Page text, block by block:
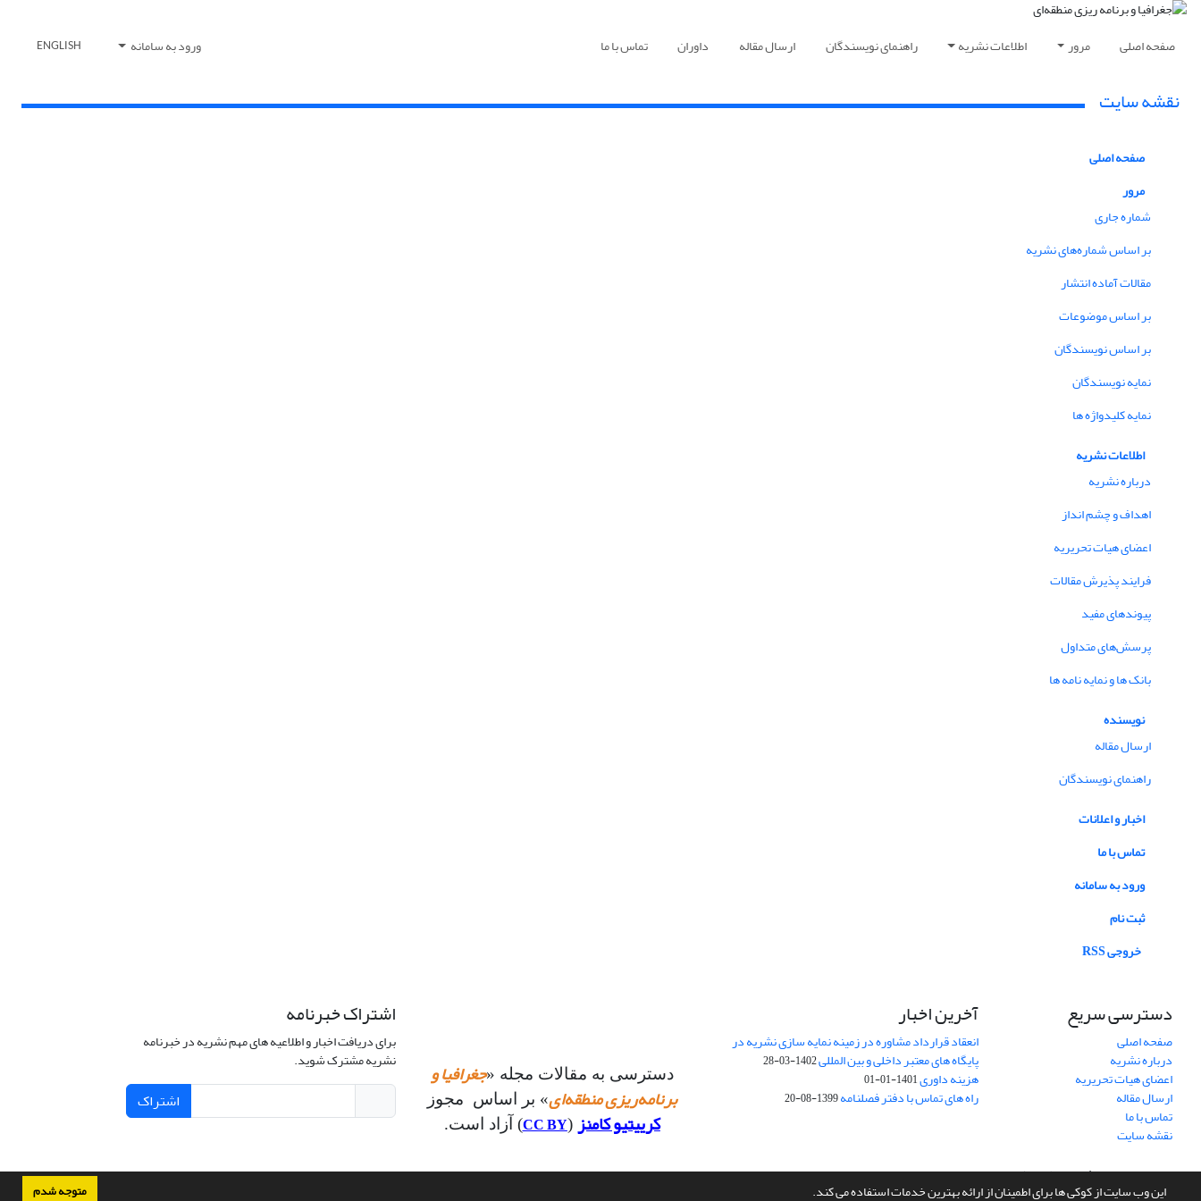
این وب سایت از کوکی ها برای اطمینان از ارائه بهترین خدمات استفاده می کند. متوجه شدم
صفحه اصلی مرور اطلاعات نشریه راهنمای نویسندگان ارسال مقاله داوران تماس با ما ورود به سامانه ENGLISH
نقشه سایت
صفحه اصلی
مرور
شماره جاری
بر اساس شماره‌های نشریه
مقالات آماده انتشار
بر اساس موضوعات
بر اساس نویسندگان
نمایه نویسندگان
نمایه کلیدواژه ها
اطلاعات نشریه
درباره نشریه
اهداف و چشم انداز
اعضای هیات تحریریه
فرایند پذیرش مقالات
پیوندهای مفید
پرسش‌های متداول
بانک ها و نمایه نامه ها
نویسنده
ارسال مقاله
راهنمای نویسندگان
اخبار و اعلانات
تماس با ما
ورود به سامانه
ثبت نام
خروجی RSS
دسترسی سریع
صفحه اصلی
درباره نشریه
اعضای هیات تحریریه
ارسال مقاله
تماس با ما
نقشه سایت
آخرین اخبار
انعقاد قرارداد مشاوره در زمینه نمایه سازی نشریه در
پایگاه های معتبر داخلی و بین المللی1402-03-28
هزینه داوری1401-01-01
راه های تماس با دفتر فصلنامه1399-08-20
دسترسی به مقالات مجله «جغرافیا و
برنامه‌ریزی منطقه‌ای» بر اساس مجوز
کرییتیو کامنز (
CC BY) آزاد است.
اشتراک خبرنامه
برای دریافت اخبار و اطلاعیه های مهم نشریه در خبرنامه
نشریه مشترک شوید.
اشتراک
سامانه مدیریت نشریات علمی.طراحی و پیاده سازی ازسیناوب